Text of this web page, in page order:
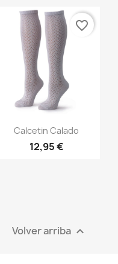
Vista rápida
Calcetin Calado
12,95 €
favorite_border
Volver arriba 